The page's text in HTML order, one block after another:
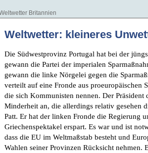
Britannien
Weltwetter: kleineres
Die Südwestprovinz Portugal hat bei der
gewann die Partei der imperialen
gewann die linke Nörgelei gegen die
verteilt auf eine Fronde aus proeuropäischen
die sich Kommunisten nennen. Der
Minderheit an, die allerdings relativ gesehen
Patt. Er hat der linken Fronde die Regierung
Griechenspektakel erspart. Es war und ist
dass die EU im Weltmaßstab besteht und
Wahlen seiner Provinzen Rücksicht nehmen.